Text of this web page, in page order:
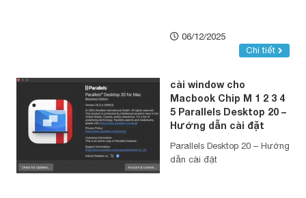
06/12/2025
Chi tiết
cài window cho
Macbook Chip M 1 2 3 4
5 Parallels Desktop 20 –
Hướng dẫn cài đặt
Parallels Desktop 20 – Hướng
dẫn cài đặt